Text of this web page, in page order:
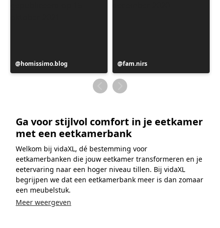
Bericht
gepubliceerd
homissimo.blog
Bericht
gepubliceerd
door
fam.nirs
Ga voor stijlvol comfort in je eetkamer
met een eetkamerbank
Welkom bij vidaXL, dé bestemming voor
eetkamerbanken die jouw eetkamer transformeren en je
eetervaring naar een hoger niveau tillen. Bij vidaXL
begrijpen we dat een eetkamerbank meer is dan zomaar
een meubelstuk.
Meer weergeven